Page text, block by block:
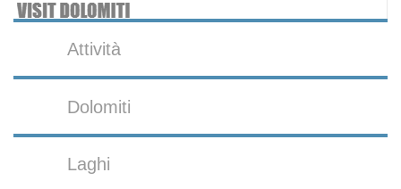
Attività
Dolomiti
Laghi